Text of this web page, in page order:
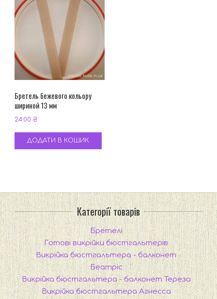
Бретель бежевого кольору
шириной 13 мм
24.00 ₴
ДОДАТИ В КОШИК
Категорії товарів
Бретелі
Готові викрійки бюстгальтерів
Викрійка бюстгальтера - балконет
Беатріс
Викрійка бюстгальтера - балконет Тереза
Викрійка бюстгальтера Агнесса